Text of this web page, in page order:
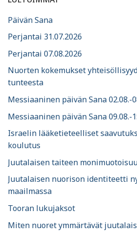
Päivän Sana
Perjantai 31.07.2026
Perjantai 07.08.2026
Nuorten kokemukset
tunteesta
Messiaaninen päivän Sana 02.08.-
Messiaaninen päivän Sana 09.08.-
Israelin lääketieteelliset
koulutus
Juutalaisen taiteen
Juutalaisen nuorison identiteetti
maailmassa
Tooran lukujaksot
Miten nuoret ymmärtävät